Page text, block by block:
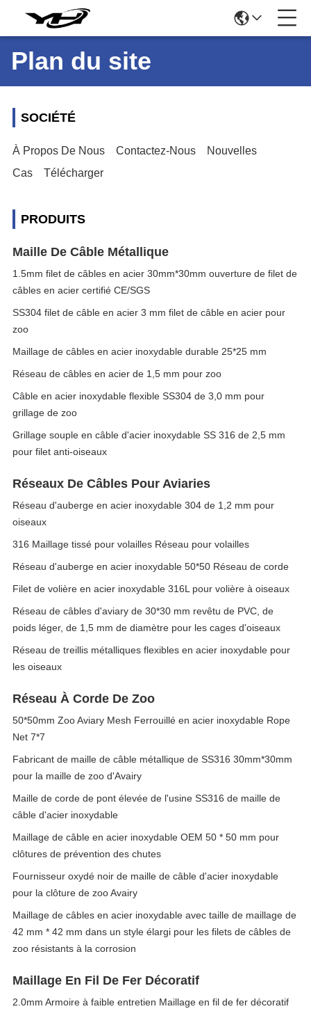
Plan du site
SOCIÉTÉ
À Propos De Nous Contactez-Nous
Nouvelles
Cas
Télécharger
PRODUITS
Maille De Câble Métallique
1.5mm filet de câbles en acier 30mm*30mm ouverture de filet de
câbles en acier certifié CE/SGS
SS304 filet de câble en acier 3 mm filet de câble en acier pour
zoo
Maillage de câbles en acier inoxydable durable 25*25 mm
Réseau de câbles en acier de 1,5 mm pour zoo
Câble en acier inoxydable flexible SS304 de 3,0 mm pour
grillage de zoo
Grillage souple en câble d'acier inoxydable SS 316 de 2,5 mm
pour filet anti-oiseaux
Réseaux De Câbles Pour Aviaries
Réseau d'auberge en acier inoxydable 304 de 1,2 mm pour
oiseaux
316 Maillage tissé pour volailles Réseau pour volailles
Réseau d'auberge en acier inoxydable 50*50 Réseau de corde
Filet de volière en acier inoxydable 316L pour volière à oiseaux
Réseau de câbles d'aviary de 30*30 mm revêtu de PVC, de
poids léger, de 1,5 mm de diamètre pour les cages d'oiseaux
Réseau de treillis métalliques flexibles en acier inoxydable pour
les oiseaux
Réseau À Corde De Zoo
50*50mm Zoo Aviary Mesh Ferrouillé en acier inoxydable Rope
Net 7*7
Fabricant de maille de câble métallique de SS316 30mm*30mm
pour la maille de zoo d'Avairy
Maille de corde de pont élevée de l'usine SS316 de maille de
câble d'acier inoxydable
Maillage de câble en acier inoxydable OEM 50 * 50 mm pour
clôtures de prévention des chutes
Fournisseur oxydé noir de maille de câble d'acier inoxydable
pour la clôture de zoo Avairy
Maillage de câbles en acier inoxydable avec taille de maillage de
42 mm * 42 mm dans un style élargi pour les filets de câbles de
zoo résistants à la corrosion
Maillage En Fil De Fer Décoratif
2.0mm Armoire à faible entretien Maillage en fil de fer décoratif